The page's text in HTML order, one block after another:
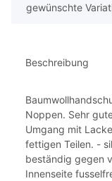
gewünschte
Beschreibung
Noppen. Sehr
Umgang mit
fettigen Teilen. -
beständig gegen
Innenseite